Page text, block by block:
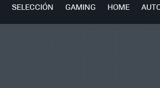
SELECCIÓN GAMING HOME